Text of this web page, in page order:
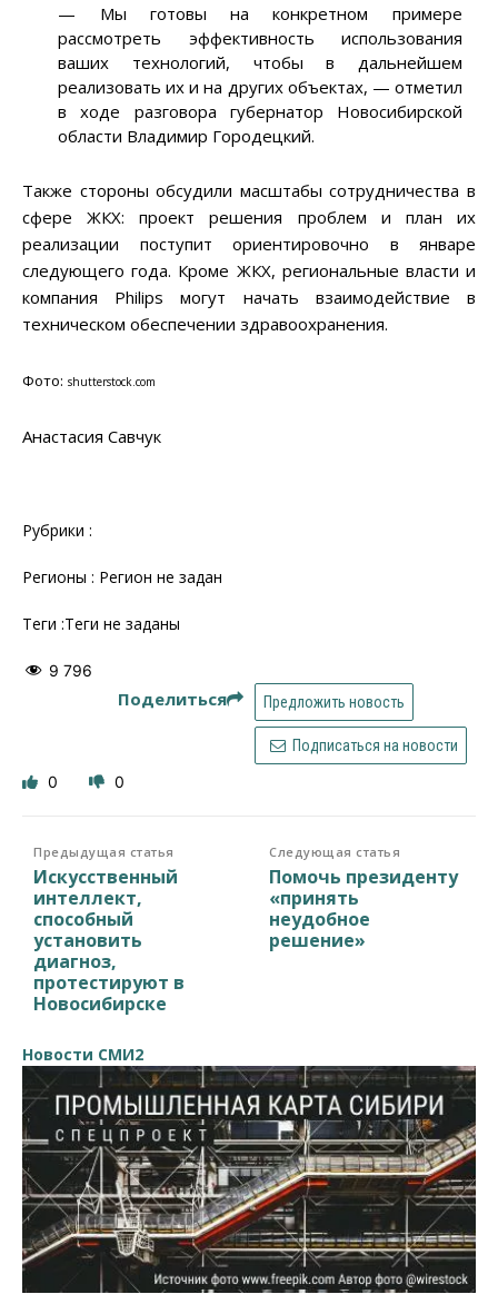
— Мы готовы на конкретном примере
рассмотреть эффективность использования
ваших технологий, чтобы в дальнейшем
реализовать их и на других объектах, — отметил
в ходе разговора губернатор Новосибирской
области Владимир Городецкий.
Также стороны обсудили масштабы сотрудничества в
сфере ЖКХ: проект решения проблем и план их
реализации поступит ориентировочно в январе
следующего года. Кроме ЖКХ, региональные власти и
компания Philips могут начать взаимодействие в
техническом обеспечении здравоохранения.
Фото: shutterstock.com
Анастасия Савчук
Рубрики :
Регионы : Регион не задан
Теги :Теги не заданы
9 796
Поделиться Предложить новость
Подписаться на новости
0 0
Предыдущая статья
Искусственный
интеллект,
способный
установить
диагноз,
протестируют в
Новосибирске
Следующая статья
Помочь президенту
«принять
неудобное
решение»
Новости СМИ2